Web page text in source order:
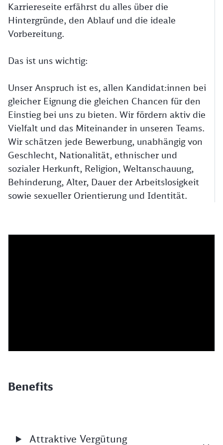
Karriereseite erfährst du alles über die
Hintergründe, den Ablauf und die ideale
Vorbereitung.
Das ist uns wichtig:
Unser Anspruch ist es, allen Kandidat:innen bei
gleicher Eignung die gleichen Chancen für den
Einstieg bei uns zu bieten. Wir fördern aktiv die
Vielfalt und das Miteinander in unseren Teams.
Wir schätzen jede Bewerbung, unabhängig von
Geschlecht, Nationalität, ethnischer und
sozialer Herkunft, Religion, Weltanschauung,
Behinderung, Alter, Dauer der Arbeitslosigkeit
sowie sexueller Orientierung und Identität.
Benefits
Attraktive Vergütung